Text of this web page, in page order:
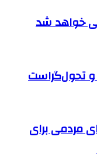
خواهد شد
و تحول‌گراست
مردمی برای